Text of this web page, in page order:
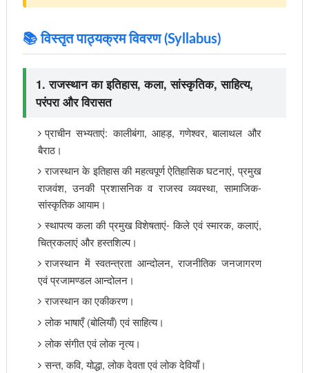
📚 विस्तृत पाठ्यक्रम विवरण (Syllabus)
1. राजस्थान का इतिहास, कला, सांस्कृतिक, साहित्य,
परंपरा और विरासत
प्राचीन सभ्यताएं: कालीबंगा, आहड़, गणेश्वर, बालाथल और
बैराठ।
राजस्थान के इतिहास की महत्वपूर्ण ऐतिहासिक घटनाएं, प्रमुख
राजवंश, उनकी प्रशासनिक व राजस्व व्यवस्था, सामाजिक-
सांस्कृतिक आयाम।
स्थापत्य कला की प्रमुख विशेषताएं- किले एवं स्मारक, कलाएं,
चित्रकलाएं और हस्तशिल्प।
राजस्थान में स्वतन्त्रता आन्दोलन, राजनीतिक जनजागरण
एवं प्रजामण्डल आन्दोलन।
राजस्थान का एकीकरण।
लोक भाषाएँ (बोलियाँ) एवं साहित्य।
लोक संगीत एवं लोक नृत्य।
सन्त, कवि, योद्धा, लोक देवता एवं लोक देवियाँ।